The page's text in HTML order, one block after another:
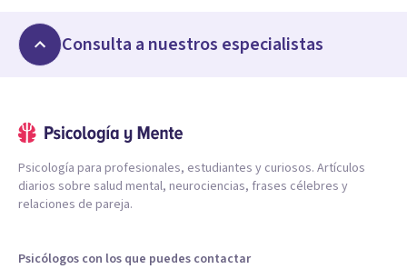
Consulta a nuestros especialistas
Psicología para profesionales, estudiantes y curiosos. Artículos
diarios sobre salud mental, neurociencias, frases célebres y
relaciones de pareja.
Psicólogos con los que puedes contactar